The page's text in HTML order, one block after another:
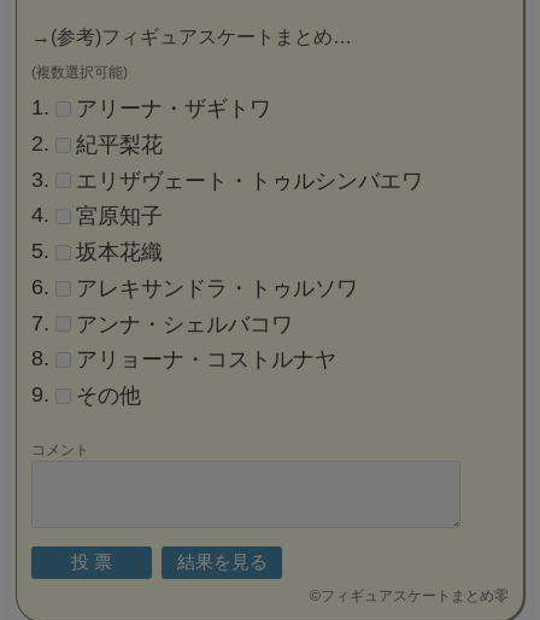
→ (参考)フィギュアスケートまとめ…
(複数選択可能)
アリーナ・ザギトワ
紀平梨花
エリザヴェート・トゥルシンバエワ
宮原知子
坂本花織
アレキサンドラ・トゥルソワ
アンナ・シェルバコワ
アリョーナ・コストルナヤ
その他
コメント
©フィギュアスケートまとめ零